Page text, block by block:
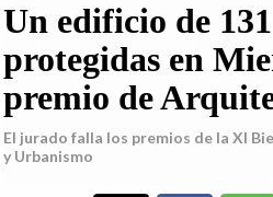
Un edificio de
protegidas en
premio de
El jurado falla los premios de la XI
y Urbanismo